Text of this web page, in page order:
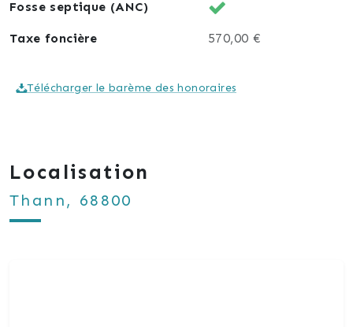
Fosse septique (ANC)
Taxe foncière 570,00 €
Télécharger le barème des honoraires
Localisation
Thann, 68800